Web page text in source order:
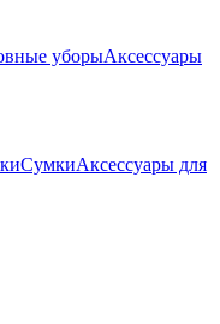
уборыАксессуары
СумкиАксессуары для